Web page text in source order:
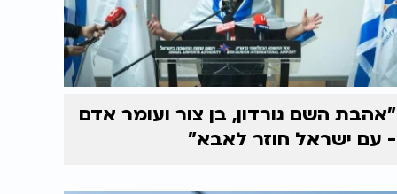
"אהבת השם גורדון, בן צור ועומר אדם
- עם ישראל חוזר לאבא"